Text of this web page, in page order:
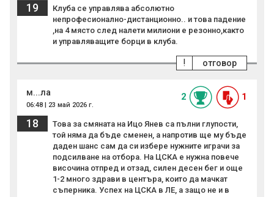
19
Клуба се управлява абсолютно
непрофесионално-дистанционно.. и това падение
,на 4 място след налети милиони е резонно,както
и управляващите борци в клуба.
отговор
!
м...ла
06:48 | 23 май 2026 г.
2 1
18
Това за смяната на Ицо Янев са пълни глупости,
той няма да бъде сменен, а напротив ще му бъде
даден шанс сам да си избере нужните играчи за
подсилване на отбора. На ЦСКА е нужна повече
височина отпред и отзад, силен десен бег и още
1-2 много здрави в центъра, които да мачкат
съперника. Успех на ЦСКА в ЛЕ, а защо не и в